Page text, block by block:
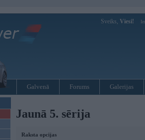
Sveiks, Viesi!
Galvenā Forums Galerijas
Jaunā 5. sērija
Raksta opcijas